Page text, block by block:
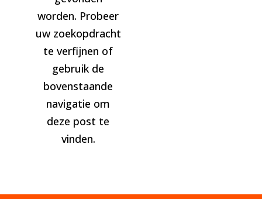
worden. Probeer
uw zoekopdracht
te verfijnen of
gebruik de
bovenstaande
navigatie om
deze post te
vinden.